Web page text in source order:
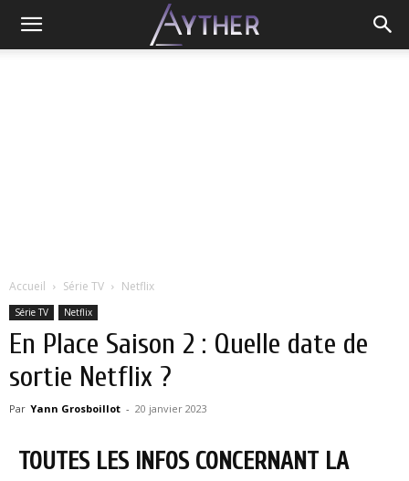
Accueil Série TV Netflix
Série TV Netflix
En Place Saison 2 : Quelle date de
sortie Netflix ?
Par Yann Grosboillot - 20 janvier 2023
TOUTES LES INFOS CONCERNANT LA